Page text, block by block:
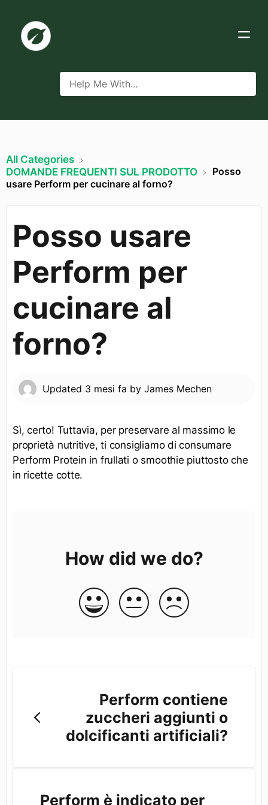
All Categories
​DOMANDE FREQUENTI SUL PRODOTTO
Posso
usare Perform per cucinare al forno?
Posso usare
Perform per
cucinare al
forno?
Updated 3 mesi fa by James Mechen
Sì, certo! Tuttavia, per preservare al massimo le
proprietà nutritive, ti consigliamo di consumare
Perform Protein in frullati o smoothie piuttosto che
in ricette cotte.
How did we do?
Perform contiene
zuccheri aggiunti o
dolcificanti artificiali?
Perform è indicato per